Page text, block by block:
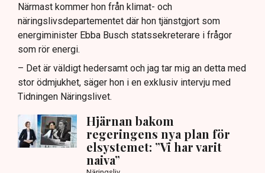
Närmast kommer hon från klimat- och
näringslivsdepartementet där hon tjänstgjort som
energiminister Ebba Busch statssekreterare i frågor
som rör energi.
– Det är väldigt hedersamt och jag tar mig an detta med
stor ödmjukhet, säger hon i en exklusiv intervju med
Tidningen Näringslivet.
Hjärnan bakom
regeringens nya plan för
elsystemet: ”Vi har varit
naiva”